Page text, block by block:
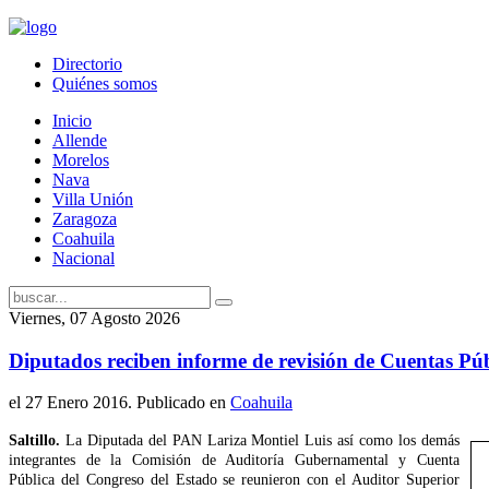
Directorio
Quiénes somos
Inicio
Allende
Morelos
Nava
Villa Unión
Zaragoza
Coahuila
Nacional
Viernes, 07 Agosto 2026
Diputados reciben informe de revisión de Cuentas
el 27 Enero 2016. Publicado en Coahuila
Saltillo. La Diputada del PAN Lariza Montiel Luis así como los demás
integrantes de la Comisión de Auditoría Gubernamental y Cuenta
Pública del Congreso del Estado se reunieron con el Auditor Superior